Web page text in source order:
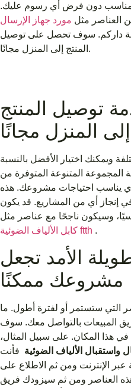
دون فرض أي رسوم عليك.
العناصر مثل مورد جهاز الإرسال
داركم. سوف تحصل على توصيل
المنتج إلى المنزل مجانًا.
توصيل المنتج
إلى المنزل مجانًا
ويمكنك اختيار الأفضل بالنسبة
المجموعة المتنوعة المتوفرة من
الذي يناسب احتياجات مشروعك. هذه
إنجاز أي من المشاريع. قد يكون
وسيكون ناجحًا مع عناصر مثل
كابل الألياف الضوئية ftth .
الأمد تجعل
مشروعك ممكنًا
التي ستستمر أو لفترة أطول. ما
المبيعات بالتواصل معك. سوف
هذا المكان. على سبيل المثال،
واستقبال الألياف الضوئية فأنت
عبر الإنترنت ومن ثم الاطلاع على
العناصر ومن ثم سيزودك فريق